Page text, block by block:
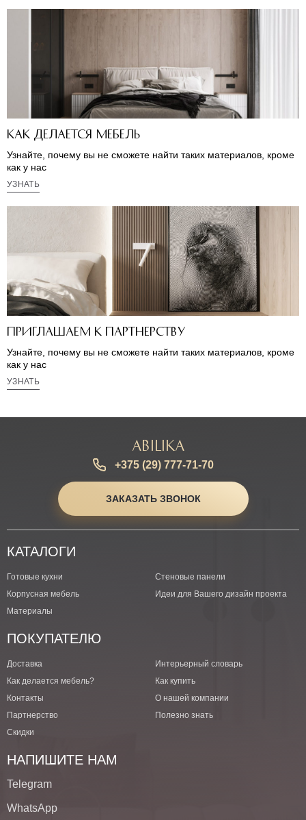
Как делается мебель
Узнайте, почему вы не сможете найти таких материалов, кроме
как у нас
УЗНАТЬ
Приглашаем к партнерству
Узнайте, почему вы не сможете найти таких материалов, кроме
как у нас
УЗНАТЬ
Abilika
+375 (29) 777-71-70
ЗАКАЗАТЬ ЗВОНОК
КАТАЛОГИ
Готовые кухни
Стеновые панели
Корпусная мебель
Идеи для Вашего дизайн проекта
Материалы
ПОКУПАТЕЛЮ
Доставка
Интерьерный словарь
Как делается мебель?
Как купить
Контакты
О нашей компании
Партнерство
Полезно знать
Скидки
НАПИШИТЕ НАМ
Telegram
WhatsApp